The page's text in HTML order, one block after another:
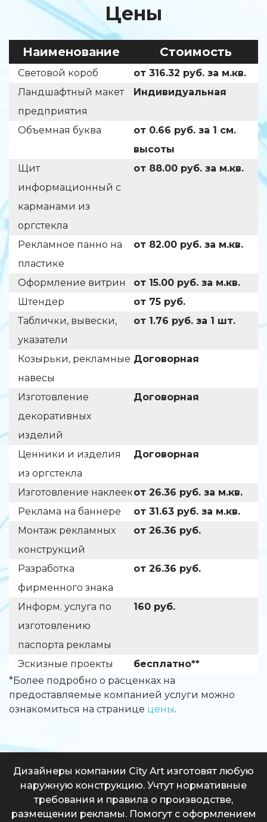
Цены
Наименование Стоимость
Световой короб
от 316.32 руб. за м.кв.
Ландшафтный макет
предприятия
Индивидуальная
Объемная буква
от 0.66 руб. за 1 см.
высоты
Щит
информационный с
карманами из
оргстекла
от 88.00 руб. за м.кв.
Рекламное панно на
пластике
от 82.00 руб. за м.кв.
Оформление витрин
от 15.00 руб. за м.кв.
Штендер
от 75 руб.
Таблички, вывески,
указатели
от 1.76 руб. за 1 шт.
Козырьки, рекламные
навесы
Договорная
Изготовление
декоративных
изделий
Договорная
Ценники и изделия
из оргстекла
Договорная
Изготовление наклеекот 26.36 руб. за м.кв.
Реклама на баннере
от 31.63 руб. за м.кв.
Монтаж рекламных
конструкций
от 26.36 руб.
Разработка
фирменного знака
от 26.36 руб.
Информ. услуга по
изготовлению
паспорта рекламы
160 руб.
Эскизные проекты
бесплатно**
*Более подробно о расценках на
предоставляемые компанией услуги можно
ознакомиться на странице цены.
Дизайнеры компании City Art изготовят любую
наружную конструкцию. Учтут нормативные
требования и правила о производстве,
размещении рекламы. Помогут с оформлением